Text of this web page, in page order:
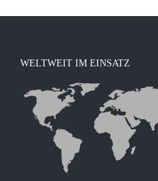
WELTWEIT IM EINSATZ